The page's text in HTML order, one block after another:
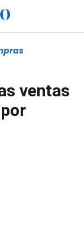
ventas